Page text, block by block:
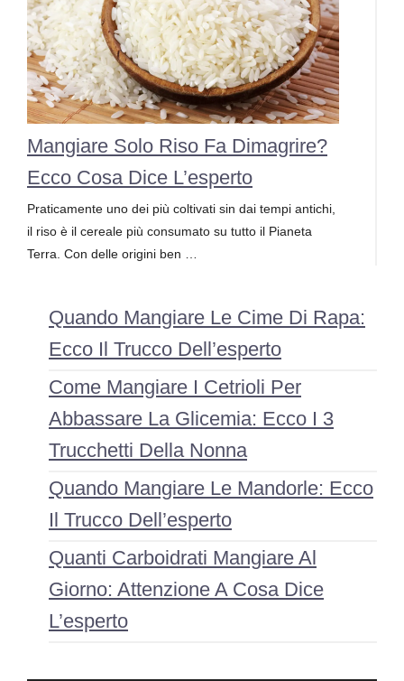
Mangiare Solo Riso Fa Dimagrire?
Ecco Cosa Dice L’esperto
Praticamente uno dei più coltivati sin dai tempi antichi,
il riso è il cereale più consumato su tutto il Pianeta
Terra. Con delle origini ben …
Quando Mangiare Le Cime Di Rapa:
Ecco Il Trucco Dell’esperto
Come Mangiare I Cetrioli Per
Abbassare La Glicemia: Ecco I 3
Trucchetti Della Nonna
Quando Mangiare Le Mandorle: Ecco
Il Trucco Dell’esperto
Quanti Carboidrati Mangiare Al
Giorno: Attenzione A Cosa Dice
L’esperto